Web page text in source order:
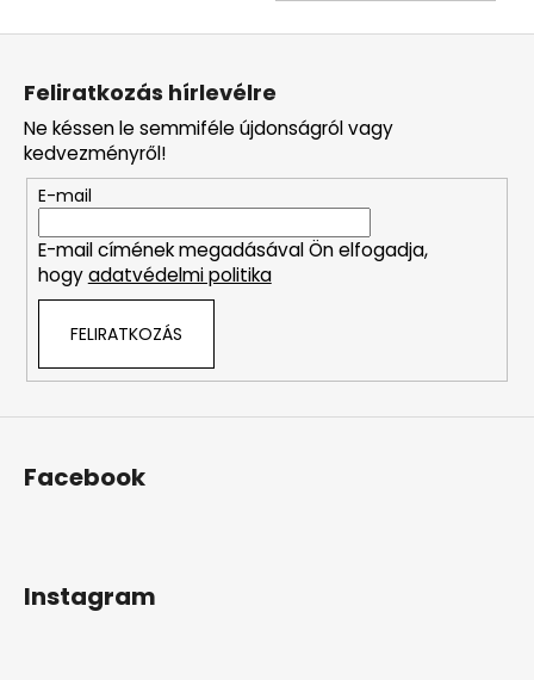
Feliratkozás hírlevélre
Ne késsen le semmiféle újdonságról vagy
kedvezményről!
E-mail
E-mail címének megadásával Ön elfogadja,
hogyadatvédelmi politika
FELIRATKOZÁS
Facebook
Instagram